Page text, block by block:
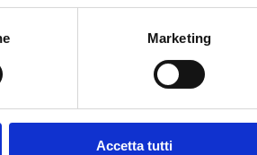
Marketing
Accetta tutti